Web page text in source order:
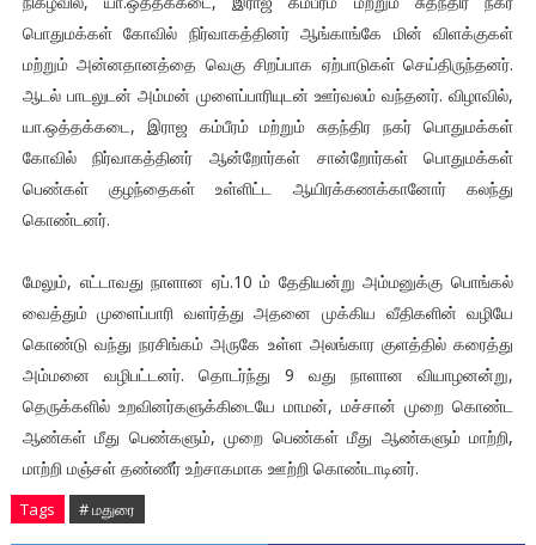
பொதுமக்கள் கோவில் நிர்வாகத்தினர் ஆங்காங்கே மின் விளக்குகள்
மற்றும் அன்னதானத்தை வெகு சிறப்பாக ஏற்பாடுகள் செய்திருந்தனர்.
ஆடல் பாடலுடன் அம்மன் முளைப்பாரியுடன் ஊர்வலம் வந்தனர். விழாவில்,
யா.ஒத்தக்கடை, இராஜ கம்பீரம் மற்றும் சுதந்திர நகர் பொதுமக்கள்
கோவில் நிர்வாகத்தினர் ஆன்றோர்கள் சான்றோர்கள் பொதுமக்கள்
பெண்கள் குழந்தைகள் உள்ளிட்ட ஆயிரக்கணக்கானோர் கலந்து
கொண்டனர்.
மேலும், எட்டாவது நாளான ஏப்.10 ம் தேதியன்று அம்மனுக்கு பொங்கல்
வைத்தும் முளைப்பாரி வளர்த்து அதனை முக்கிய வீதிகளின் வழியே
கொண்டு வந்து நரசிங்கம் அருகே உள்ள அலங்கார குளத்தில் கரைத்து
அம்மனை வழிபட்டனர். தொடர்ந்து 9 வது நாளான வியாழனன்று,
தெருக்களில் உறவினர்களுக்கிடையே மாமன், மச்சான் முறை கொண்ட
ஆண்கள் மீது பெண்களும், முறை பெண்கள் மீது ஆண்களும் மாற்றி,
மாற்றி மஞ்சள் தண்ணீர் உற்சாகமாக ஊற்றி கொண்டாடினர்.
Tags # மதுரை